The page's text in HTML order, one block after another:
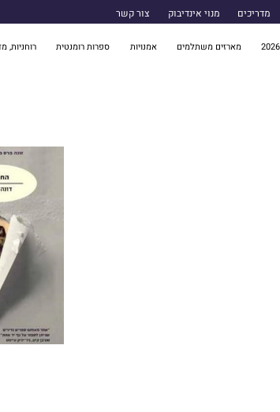
מדריכים מנוי אינדיבוק צור קשר
מארזים משתלמים אמנויות ספרות רומנטית רוחניות,